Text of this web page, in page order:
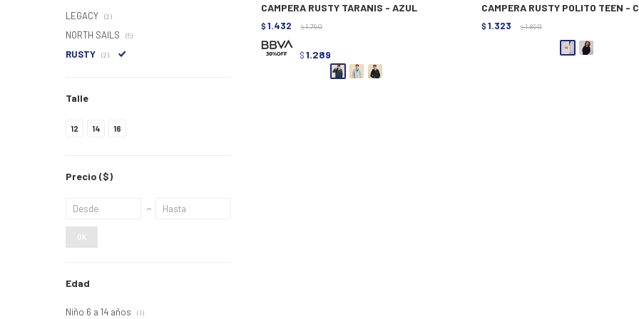
CAMPERA RUSTY TARANIS - AZUL
$ 1.432 $ 1.790
$ 1.289
CAMPERA RUSTY POLITO TEEN -
$ 1.323 $ 1.890
LEGACY (2)
NORTH SAILS (5)
RUSTY (2)
Talle
12 14 16
Precio ($)
OK
Edad
Niño 6 a 14 años (1)